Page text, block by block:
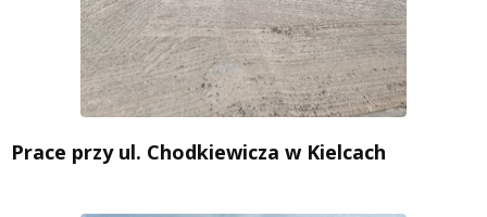
Prace przy ul. Chodkiewicza w Kielcach